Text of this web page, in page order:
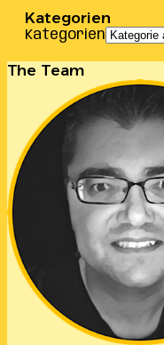
Kategorien
Kategorien
The Team